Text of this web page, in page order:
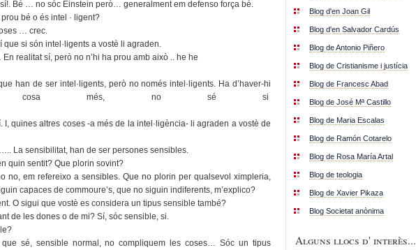
Bé … no sóc Einstein però… generalment em defenso força bé.
bé o és intel · ligent?
… crec.
que si són intel·ligents a vostè li agraden.
realitat sí, però no n’hi ha prou amb això .. he he
han de ser intel·ligents, però no només intel·ligents. Ha d’haver-hi
cosa més, no sé si
I, quines altres coses -a més de la intel·ligència- li agraden a vostè de
La sensibilitat, han de ser persones sensibles.
quin sentit? Que plorin sovint?
no, em refereixo a sensibles. Que no plorin per qualsevol ximpleria,
capaces de commoure’s, que no siguin indiferents, m’explico?
O sigui que vostè es considera un tipus sensible també?
de les dones o de mi? Sí, sóc sensible, si.
sé, sensible normal, no compliquem les coses… Sóc un tipus
Blog d'en Joan Gil
Blog d'en Salvador Cardús
Blog de Antonio Piñero
Blog de Cristianisme i justícia
Blog de Francesc Abad
Blog de José Mª Castillo
Blog de Maria Escalas
Blog de Ramón Cotarelo
Blog de Rosa María Artal
Blog de teologia
Blog de Xavier Pikaza
Blog Societat anònima
Alguns llocs d' interès...